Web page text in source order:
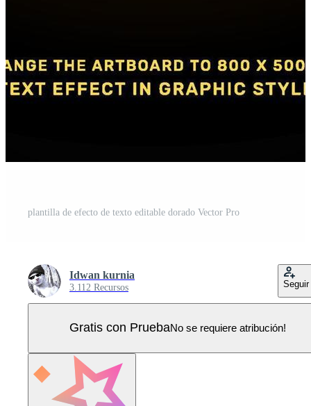
plantilla de efecto de texto editable dorado Vector Pro
Idwan kurnia
3.112 Recursos Seguir
Gratis con PruebaNo se requiere atribución!